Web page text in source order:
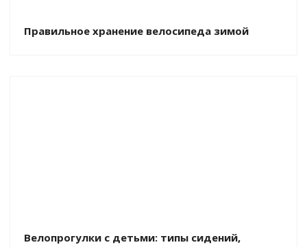
Правильное хранение велосипеда зимой
Велопрогулки с детьми: типы сидений,